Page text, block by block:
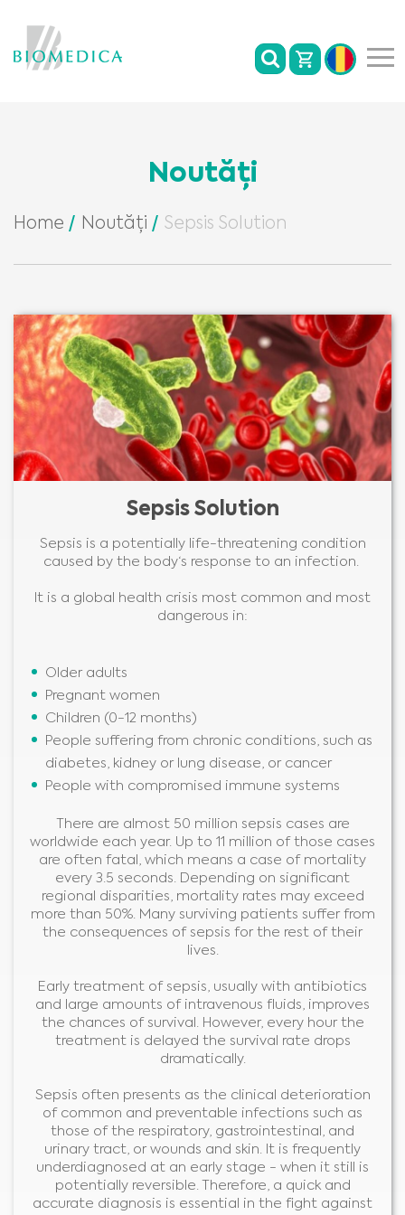
Noutăți
Home Noutăți Sepsis Solution
Sepsis Solution
Sepsis is a potentially life-threatening condition
caused by the body‘s response to an infection.
It is a global health crisis most common and most
dangerous in:
Older adults
Pregnant women
Children (0-12 months)
People suffering from chronic conditions, such as
diabetes, kidney or lung disease, or cancer
People with compromised immune systems
There are almost 50 million sepsis cases are
worldwide each year. Up to 11 million of those cases
are often fatal, which means a case of mortality
every 3.5 seconds. Depending on significant
regional disparities, mortality rates may exceed
more than 50%. Many surviving patients suffer from
the consequences of sepsis for the rest of their
lives.
Early treatment of sepsis, usually with antibiotics
and large amounts of intravenous fluids, improves
the chances of survival. However, every hour the
treatment is delayed the survival rate drops
dramatically.
Sepsis often presents as the clinical deterioration
of common and preventable infections such as
those of the respiratory, gastrointestinal, and
urinary tract, or wounds and skin. It is frequently
underdiagnosed at an early stage - when it still is
potentially reversible. Therefore, a quick and
accurate diagnosis is essential in the fight against